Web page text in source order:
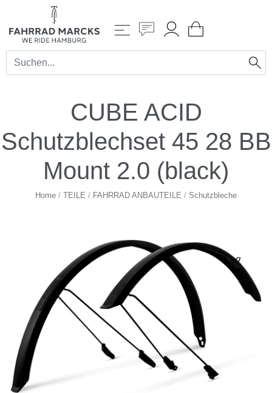
CUBE ACID
Schutzblechset 45 28 BB
Mount 2.0 (black)
Home / TEILE / FAHRRAD ANBAUTEILE / Schutzbleche